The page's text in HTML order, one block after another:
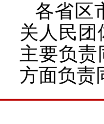
各省区
关人民
主要负
方面负责